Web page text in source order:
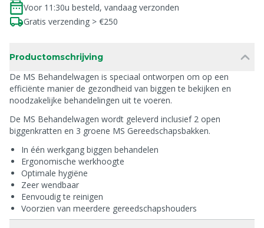
Voor 11:30u besteld, vandaag verzonden
Gratis verzending > €250
Productomschrijving
De MS Behandelwagen is speciaal ontworpen om op een
efficiënte manier de gezondheid van biggen te bekijken en
noodzakelijke behandelingen uit te voeren.
De MS Behandelwagen wordt geleverd inclusief 2 open
biggenkratten en 3 groene MS Gereedschapsbakken.
In één werkgang biggen behandelen
Ergonomische werkhoogte
Optimale hygiëne
Zeer wendbaar
Eenvoudig te reinigen
Voorzien van meerdere gereedschapshouders